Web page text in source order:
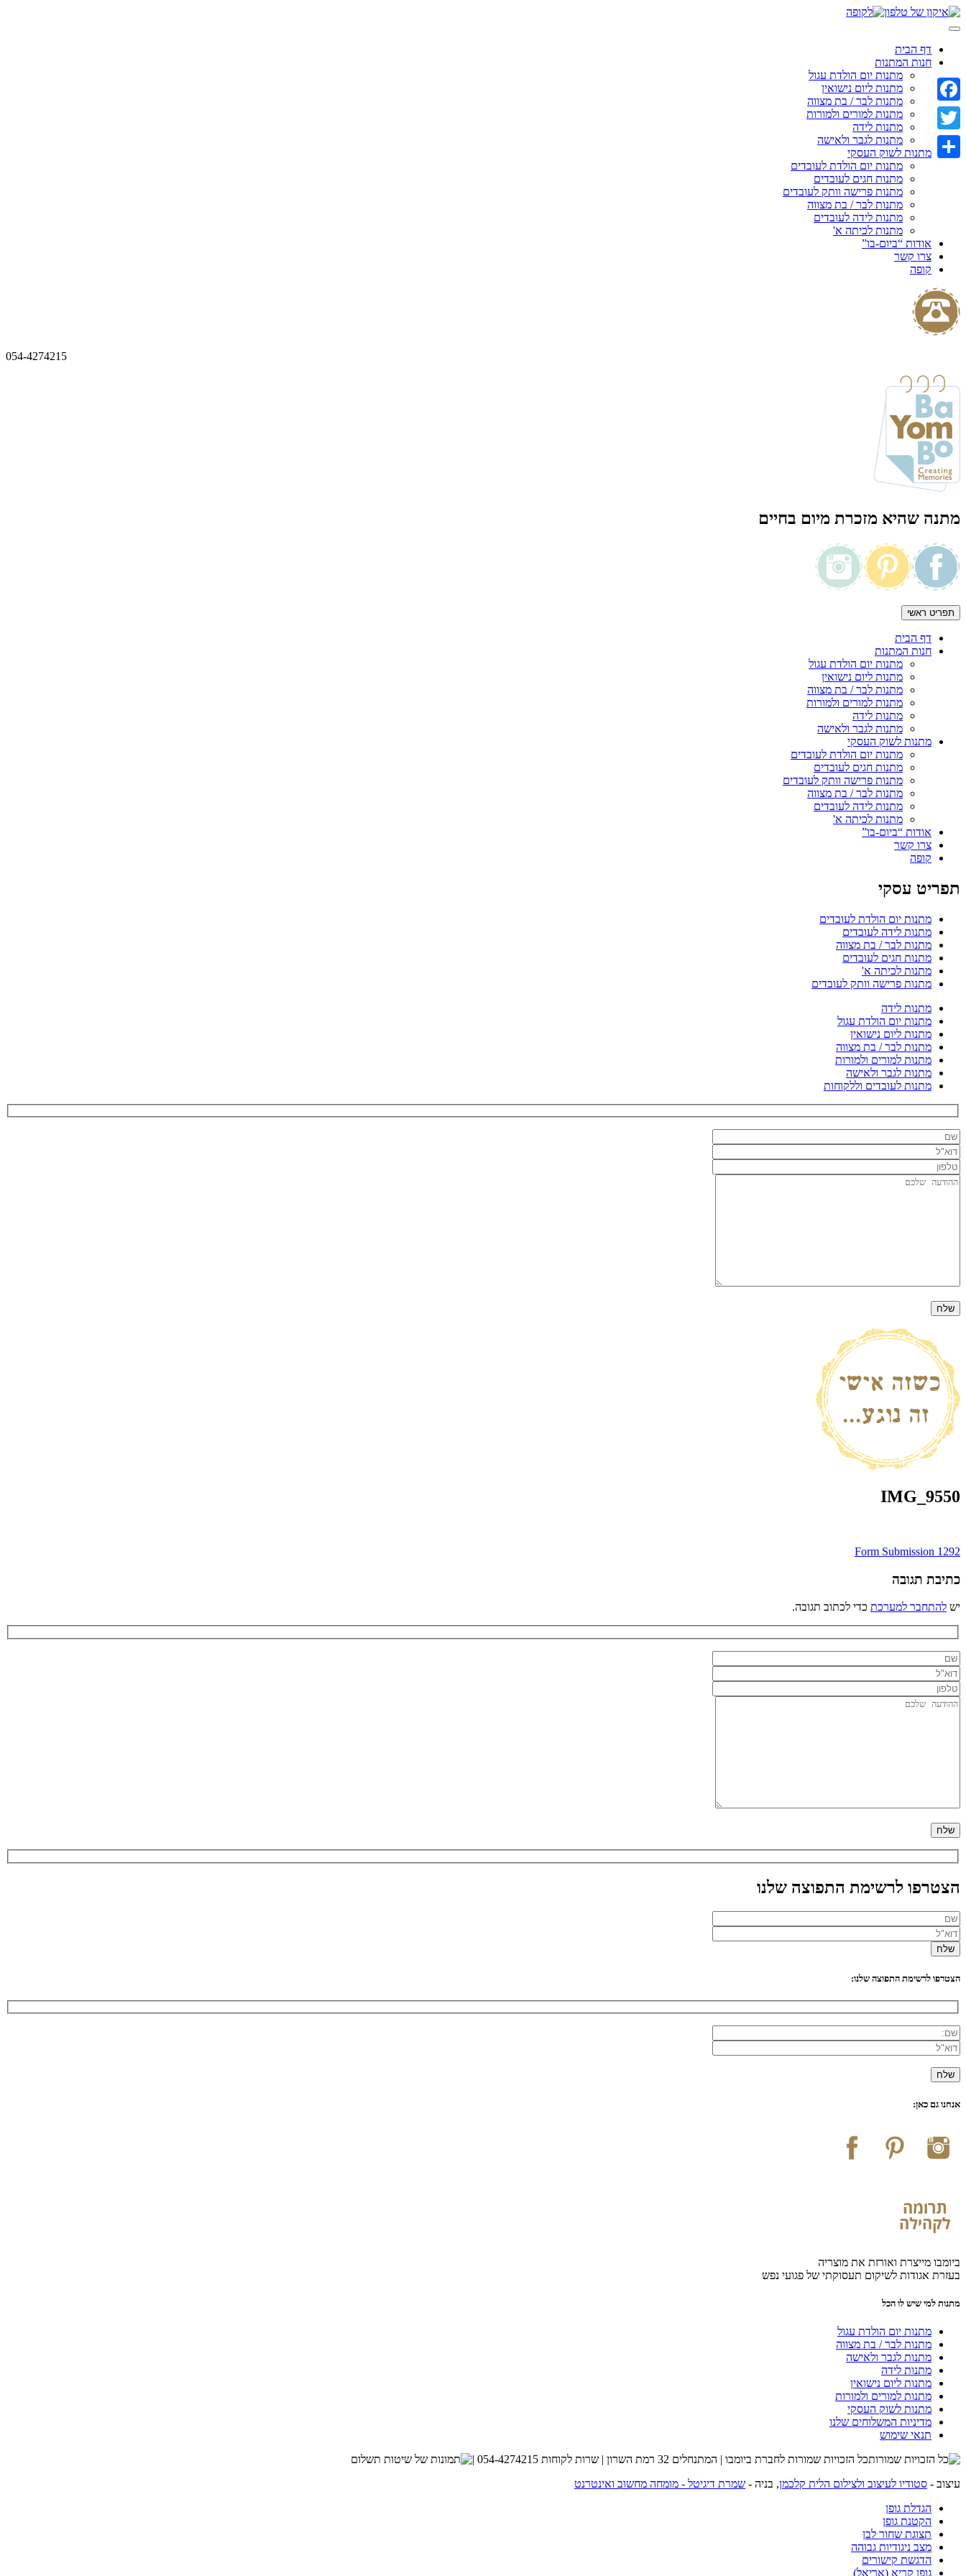
Skip
to
דף הבית
חנות המתנות
מתנות יום הולדת עגול
מתנות ליום נישואין
מתנות לבר / בת מצווה
מתנות למורים ולמורות
מתנות לידה
מתנות לגבר ולאישה
מתנות לשוק העסקי
מתנות יום הולדת לעובדים
מתנות חגים לעובדים
מתנות פרישה וותק לעובדים
מתנות לבר / בת מצווה
מתנות לידה לעובדים
מתנות לכיתה א'
אודות “ביום-בו”
צרו קשר
קופה
054-4274215
מתנה שהיא מזכרת מיום בחיים
תפריט ראשי
דף הבית
חנות המתנות
מתנות יום הולדת עגול
מתנות ליום נישואין
מתנות לבר / בת מצווה
מתנות למורים ולמורות
מתנות לידה
מתנות לגבר ולאישה
מתנות לשוק העסקי
מתנות יום הולדת לעובדים
מתנות חגים לעובדים
מתנות פרישה וותק לעובדים
מתנות לבר / בת מצווה
מתנות לידה לעובדים
מתנות לכיתה א'
אודות “ביום-בו”
צרו קשר
קופה
תפריט עסקי
מתנות יום הולדת לעובדים
מתנות לידה לעובדים
מתנות לבר / בת מצווה
מתנות חגים לעובדים
מתנות לכיתה א'
מתנות פרישה וותק לעובדים
מתנות לידה
מתנות יום הולדת עגול
מתנות ליום נישואין
מתנות לבר / בת מצווה
מתנות למורים ולמורות
מתנות לגבר ולאישה
מתנות לעובדים וללקוחות
IMG_9550
ניווט
Form Submission 1292
כתיבת תגובה
יש להתחבר למערכת כדי לכתוב תגובה.
הצטרפו לרשימת התפוצה שלנו
הצטרפו לרשימת התפוצה שלנו:
אנחנו גם כאן:
ביומבו מייצרת ואורזת את מוצריה
בעזרת אגודות לשיקום תעסוקתי של פגועי נפש
מתנות למי שיש לו הכל
מתנות יום הולדת עגול
מתנות לבר / בת מצווה
מתנות לגבר ולאישה
מתנות לידה
מתנות ליום נישואין
מתנות למורים ולמורות
מתנות לשוק העסקי
מדיניות המשלוחים שלנו
תנאי שימוש
כל הזכויות שמורות לחברת ביומבו | המתנחלים 32 רמת השרון | שרות לקוחות 054-4274215 |
עיצוב - סטודיו לעיצוב ולצילום הלית קלכמן, בניה - שמרת דיגיטל - מומחה מחשוב ואינטרנט
Facebook
Twitter
הגדלת גופן
הקטנת גופן
תצוגת שחור לבן
מצב ניגודיות גבוהה
הדגשת קישורים
גופן קריא (אריאל)